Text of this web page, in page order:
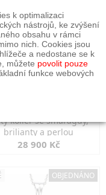
kolier se smaragdy,
brilianty a perlou
28 900 Kč
OBJEDNÁNO
k optimalizaci
nástrojů, ke zvýšení
obsahu v rámci
nich. Cookies jsou
a nedostane se k
můžete povolit pouze
funkce webových